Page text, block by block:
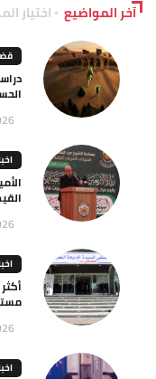
آخر المواضيع اختيار